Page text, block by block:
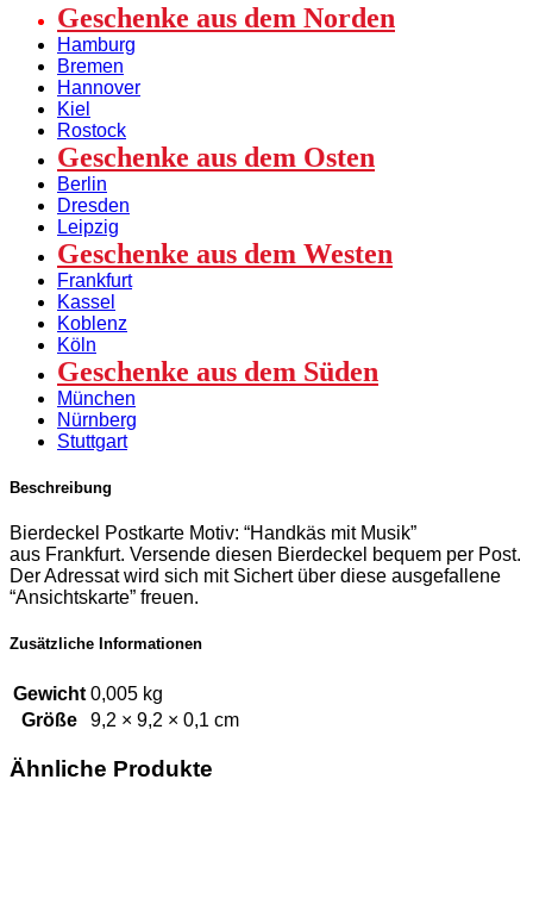
Geschenke aus dem Norden
Hamburg
Bremen
Hannover
Kiel
Rostock
Geschenke aus dem Osten
Berlin
Dresden
Leipzig
Geschenke aus dem Westen
Frankfurt
Kassel
Koblenz
Köln
Geschenke aus dem Süden
München
Nürnberg
Stuttgart
Beschreibung
Bierdeckel Postkarte Motiv: “Handkäs mit Musik”
aus Frankfurt. Versende diesen Bierdeckel bequem per Post.
Der Adressat wird sich mit Sichert über diese ausgefallene
“Ansichtskarte” freuen.
Zusätzliche Informationen
Gewicht 0,005 kg
Größe
9,2 × 9,2 × 0,1 cm
Ähnliche Produkte